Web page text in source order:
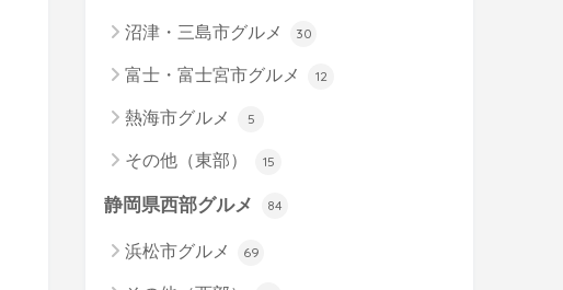
沼津・三島市グルメ 30
富士・富士宮市グルメ 12
熱海市グルメ 5
その他（東部） 15
静岡県西部グルメ 84
浜松市グルメ 69